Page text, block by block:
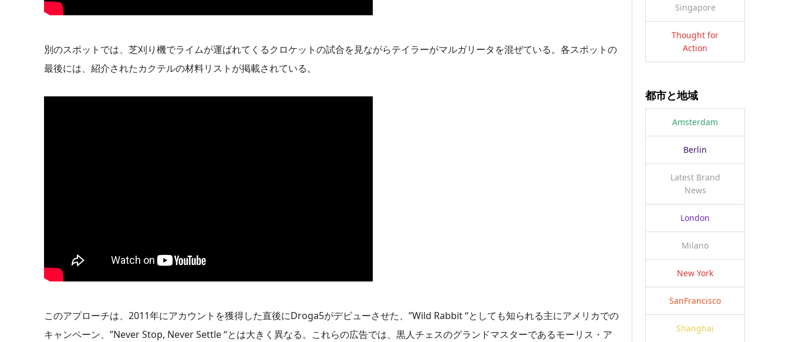
別のスポットでは、芝刈り機でライムが運ばれてくるクロケットの試合を見ながらテイラーがマルガリータを混ぜている。各スポットの
最後には、紹介されたカクテルの材料リストが掲載されている。
このアプローチは、2011年にアカウントを獲得した直後にDroga5がデビューさせた、”Wild Rabbit “としても知られる主にアメリカでの
キャンペーン、”Never Stop, Never Settle “とは大きく異なる。これらの広告では、黒人チェスのグランドマスターであるモーリス・ア
Singapore
Thought for
Action
都市と地域
Amsterdam
Berlin
Latest Brand
News
London
Milano
New York
SanFrancisco
Shanghai